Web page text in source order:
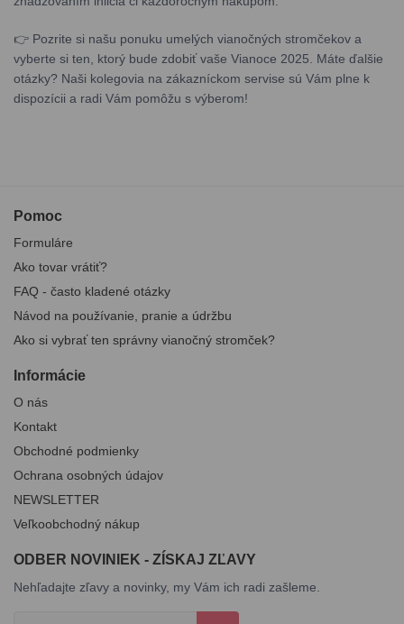
👉 Pozrite si našu ponuku umelých vianočných stromčekov a
vyberte si ten, ktorý bude zdobiť vaše Vianoce 2025. Máte ďalšie
otázky? Naši kolegovia na zákazníckom servise sú Vám plne k
dispozícii a radi Vám pomôžu s výberom!
Pomoc
Formuláre
Ako tovar vrátiť?
FAQ - často kladené otázky
Návod na používanie, pranie a údržbu
Ako si vybrať ten správny vianočný stromček?
Informácie
O nás
Kontakt
Obchodné podmienky
Ochrana osobných údajov
NEWSLETTER
Veľkoobchodný nákup
ODBER NOVINIEK - ZÍSKAJ ZĽAVY
Nehľadajte zľavy a novinky, my Vám ich radi zašleme.